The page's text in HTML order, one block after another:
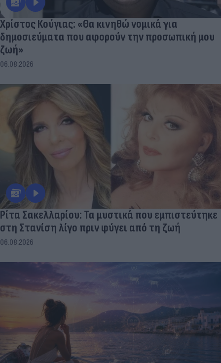
Χρίστος Κούγιας: «Θα κινηθώ νομικά για
δημοσιεύματα που αφορούν την προσωπική μου
ζωή»
06.08.2026
Ρίτα Σακελλαρίου: Τα μυστικά που εμπιστεύτηκε
στη Στανίση λίγο πριν φύγει από τη ζωή
06.08.2026